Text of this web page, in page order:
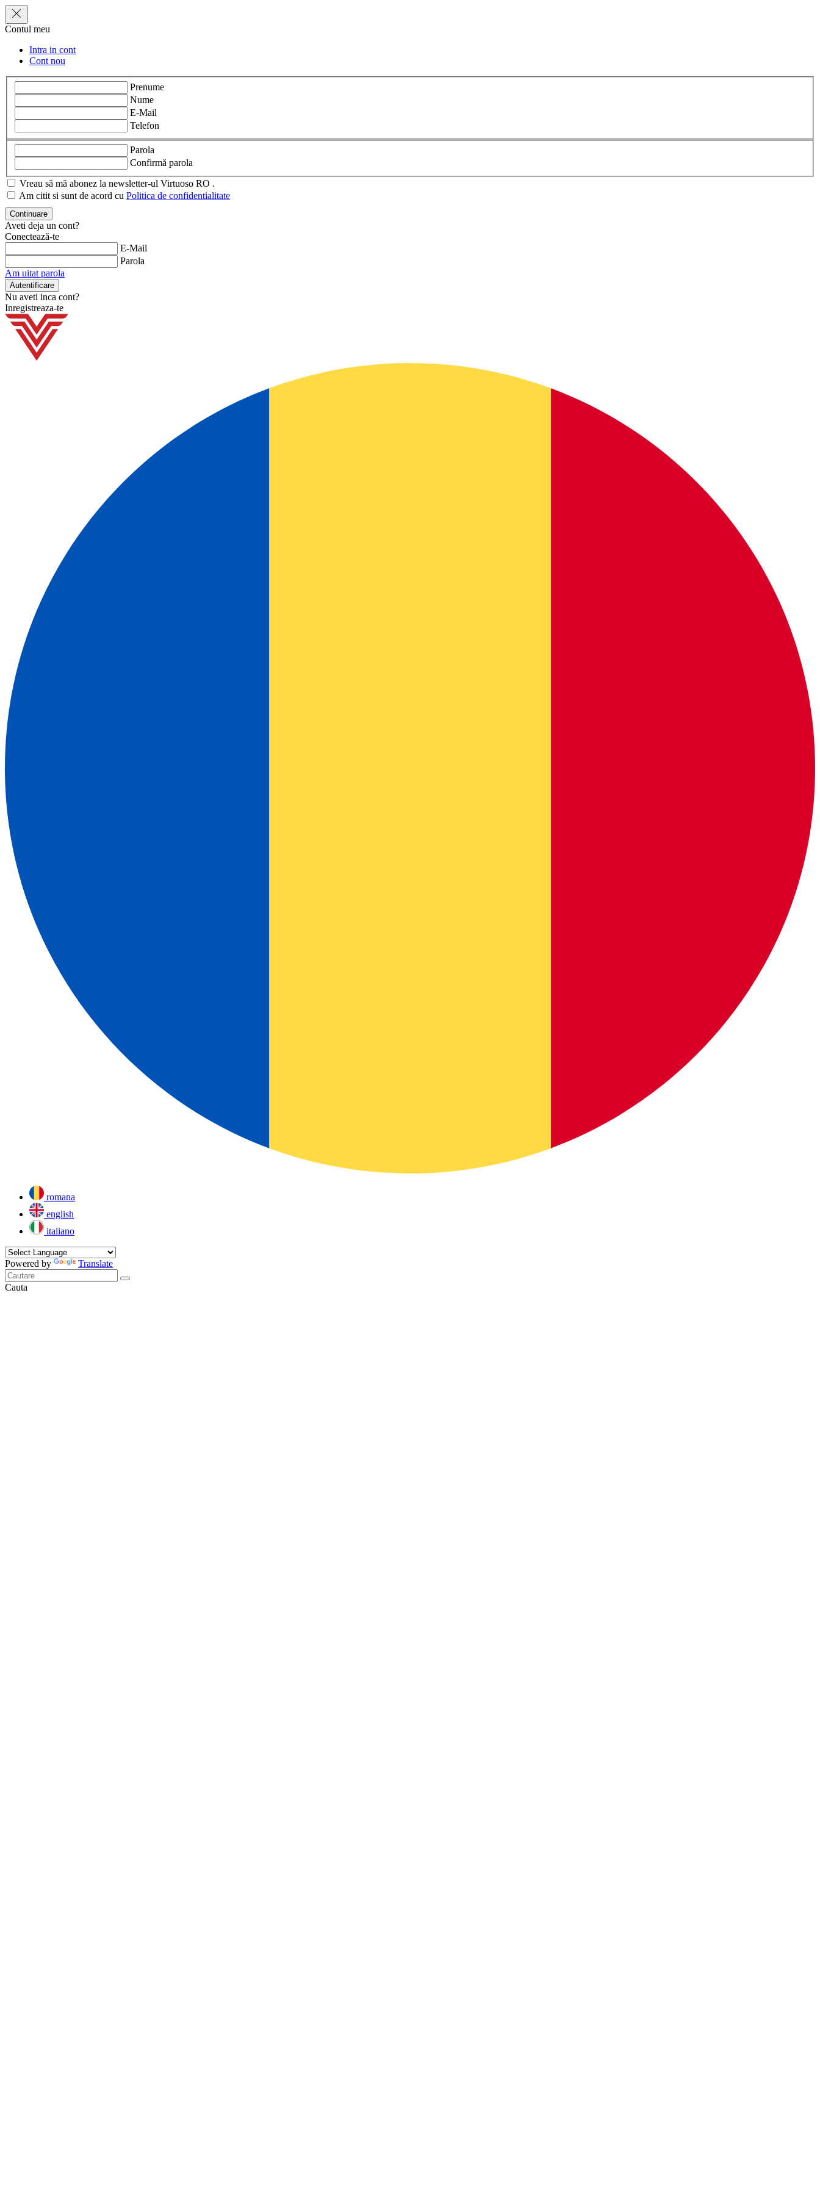
Contul meu
Intra in cont
Cont nou
Prenume
Nume
E-Mail
Telefon
Parola
Confirmă parola
Vreau să mă abonez la newsletter-ul Virtuoso RO .
Am citit si sunt de acord cu Politica de confidentialitate
Aveti deja un cont?
Conectează-te
E-Mail
Parola
Am uitat parola
Nu aveti inca cont?
Inregistreaza-te
romana
english
italiano
Powered by Translate
Cauta